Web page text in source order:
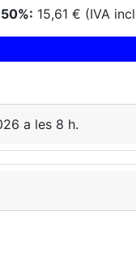
15,61 € (IVA
a les 8 h.